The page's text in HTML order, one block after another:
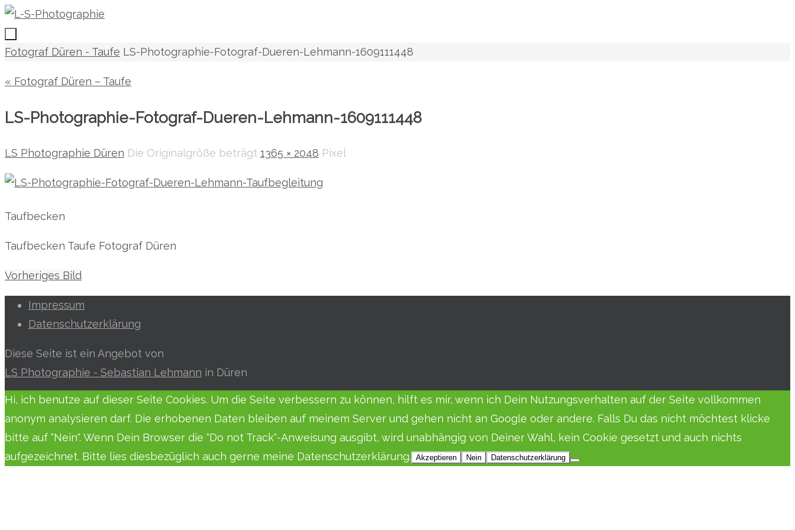
Zum
Inhalt
springen
Zum
springen
Start
Fotograf Düren - Taufe LS-Photographie-Fotograf-Dueren-Lehmann-1609111448
« Fotograf Düren – Taufe
LS-Photographie-Fotograf-Dueren-Lehmann-1609111448
LS Photographie Düren Die Originalgröße beträgt 1365 × 2048 Pixel
Taufbecken
Taufbecken Taufe Fotograf Düren
Vorheriges Bild
Impressum
Datenschutzerklärung
Diese Seite ist ein Angebot von
LS Photographie - Sebastian Lehmann in Düren
Hi, ich benutze auf dieser Seite Cookies. Um die Seite verbessern zu können, hilft es mir, wenn ich Dein Nutzungsverhalten auf der Seite vollkommen
anonym analysieren darf. Die erhobenen Daten bleiben auf meinem Server und gehen nicht an Google oder andere. Falls Du das nicht möchtest klicke
bitte auf "Nein". Wenn Dein Browser die "Do not Track"-Anweisung ausgibt, wird unabhängig von Deiner Wahl, kein Cookie gesetzt und auch nichts
aufgezeichnet. Bitte lies diesbezüglich auch gerne meine Datenschutzerklärung. Akzeptieren Nein Datenschutzerklärung